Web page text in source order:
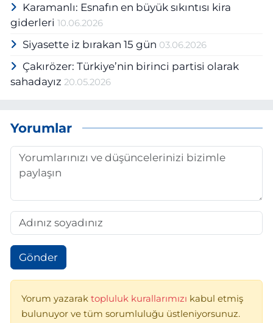
Karamanlı: Esnafın en büyük sıkıntısı kira
giderleri 10.06.2026
Siyasette iz bırakan 15 gün 03.06.2026
Çakırözer: Türkiye’nin birinci partisi olarak
sahadayız 20.05.2026
Yorumlar
Gönder
Yorum yazarak topluluk kurallarımızı kabul etmiş
bulunuyor ve tüm sorumluluğu üstleniyorsunuz.